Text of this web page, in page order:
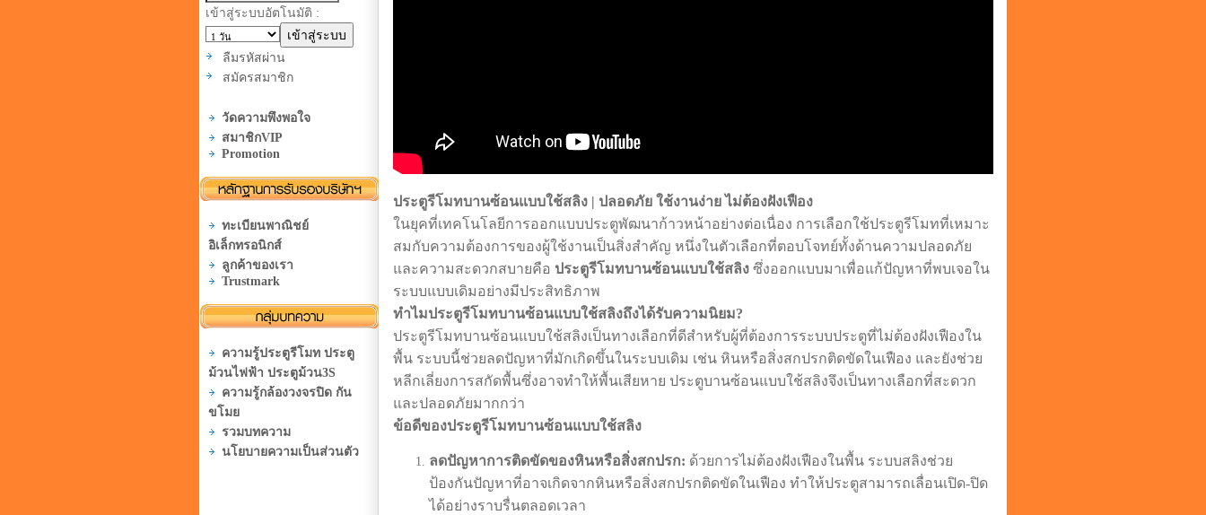
เข้าสู่ระบบอัตโนมัติ :
ลืมรหัสผ่าน
สมัครสมาชิก
วัดความพึงพอใจ
สมาชิกVIP
Promotion
ทะเบียนพาณิชย์
อิเล็กทรอนิกส์
ลูกค้าของเรา
Trustmark
ความรู้ประตูรีโมท ประตู
ม้วนไฟฟ้า ประตูม้วน3S
ความรู้กล้องวงจรปิด กัน
ขโมย
รวมบทความ
นโยบายความเป็นส่วนตัว
ประตูรีโมทบานซ้อนแบบใช้สลิง | ปลอดภัย ใช้งานง่าย ไม่ต้องฝังเฟือง
ในยุคที่เทคโนโลยีการออกแบบประตูพัฒนาก้าวหน้าอย่างต่อเนื่อง การเลือกใช้ประตูรีโมทที่เหมาะ
สมกับความต้องการของผู้ใช้งานเป็นสิ่งสำคัญ หนึ่งในตัวเลือกที่ตอบโจทย์ทั้งด้านความปลอดภัย
และความสะดวกสบายคือ ประตูรีโมทบานซ้อนแบบใช้สลิงซึ่งออกแบบมาเพื่อแก้ปัญหาที่พบเจอใน
ระบบแบบเดิมอย่างมีประสิทธิภาพ
ทำไมประตูรีโมทบานซ้อนแบบใช้สลิงถึงได้รับความนิยม?
ประตูรีโมทบานซ้อนแบบใช้สลิงเป็นทางเลือกที่ดีสำหรับผู้ที่ต้องการระบบประตูที่ไม่ต้องฝังเฟืองใน
พื้น ระบบนี้ช่วยลดปัญหาที่มักเกิดขึ้นในระบบเดิม เช่น หินหรือสิ่งสกปรกติดขัดในเฟือง และยังช่วย
หลีกเลี่ยงการสกัดพื้นซึ่งอาจทำให้พื้นเสียหาย ประตูบานซ้อนแบบใช้สลิงจึงเป็นทางเลือกที่สะดวก
และปลอดภัยมากกว่า
ข้อดีของประตูรีโมทบานซ้อนแบบใช้สลิง
ลดปัญหาการติดขัดของหินหรือสิ่งสกปรก: ด้วยการไม่ต้องฝังเฟืองในพื้น ระบบสลิงช่วย
ป้องกันปัญหาที่อาจเกิดจากหินหรือสิ่งสกปรกติดขัดในเฟือง ทำให้ประตูสามารถเลื่อนเปิด-ปิด
ได้อย่างราบรื่นตลอดเวลา